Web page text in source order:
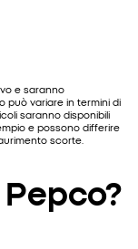
e saranno
può variare in termini di
saranno disponibili
e possono differire
scorte.